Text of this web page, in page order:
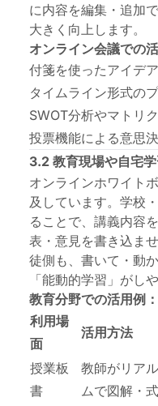
に内容を編集・追加
大きく向上します。
オンライン会議での
付箋を使ったアイデ
タイムライン形式の
SWOT分析やマトリ
投票機能による意思
3.2 教育現場や自宅
オンラインホワイト
及しています。学校
ることで、講義内容
表・意見を書き込ま
徒側も、書いて・動
「能動的学習」がし
教育分野での活用例：
利用場
面
活用方法
授業板
書
教師がリア
ムで図解・